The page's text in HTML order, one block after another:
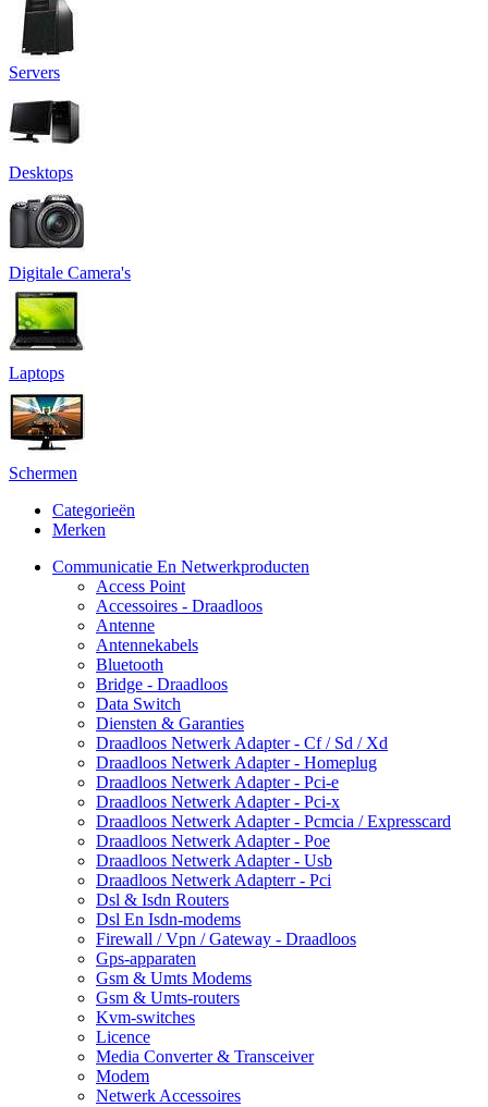
Servers
Desktops
Digitale Camera's
Laptops
Schermen
Categorieën
Merken
Communicatie En Netwerkproducten
Access Point
Accessoires - Draadloos
Antenne
Antennekabels
Bluetooth
Bridge - Draadloos
Data Switch
Diensten & Garanties
Draadloos Netwerk Adapter - Cf / Sd / Xd
Draadloos Netwerk Adapter - Homeplug
Draadloos Netwerk Adapter - Pci-e
Draadloos Netwerk Adapter - Pci-x
Draadloos Netwerk Adapter - Pcmcia / Expresscard
Draadloos Netwerk Adapter - Poe
Draadloos Netwerk Adapter - Usb
Draadloos Netwerk Adapterr - Pci
Dsl & Isdn Routers
Dsl En Isdn-modems
Firewall / Vpn / Gateway - Draadloos
Gps-apparaten
Gsm & Umts Modems
Gsm & Umts-routers
Kvm-switches
Licence
Media Converter & Transceiver
Modem
Netwerk Accessoires